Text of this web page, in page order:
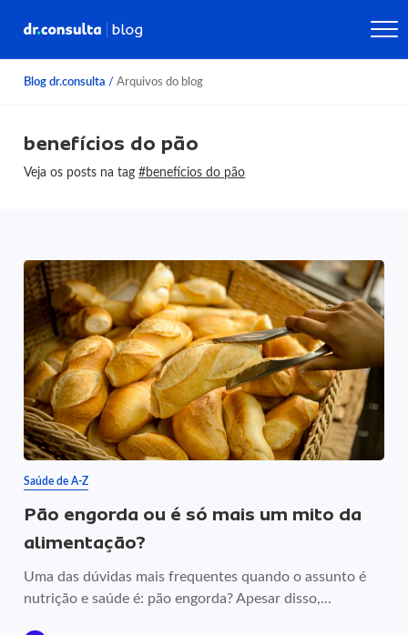
Blog dr.consulta / Arquivos do blog
benefícios do pão
Veja os posts na tag#benefícios do pão
Saúde de A-Z
Pão engorda ou é só mais um mito da
alimentação?
Uma das dúvidas mais frequentes quando o assunto é
nutrição e saúde é: pão engorda? Apesar disso,...